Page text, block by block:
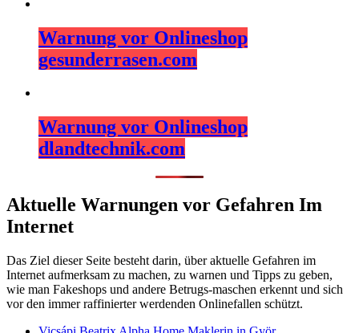
Warnung vor Onlineshop
gesunderrasen.com
Warnung vor Onlineshop
dlandtechnik.com
Aktuelle Warnungen vor Gefahren Im
Internet
Das Ziel dieser Seite besteht darin, über aktuelle Gefahren im
Internet aufmerksam zu machen, zu warnen und Tipps zu geben,
wie man Fakeshops und andere Betrugs-maschen erkennt und sich
vor den immer raffinierter werdenden Onlinefallen schützt.